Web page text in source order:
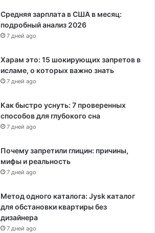
Средняя зарплата в США в месяц:
подробный анализ 2026
7 дней ago
Харам это: 15 шокирующих запретов в
исламе, о которых важно знать
7 дней ago
Как быстро уснуть: 7 проверенных
способов для глубокого сна
7 дней ago
Почему запретили глицин: причины,
мифы и реальность
7 дней ago
Метод одного каталога: Jysk каталог
для обстановки квартиры без
дизайнера
7 дней ago